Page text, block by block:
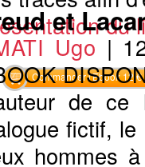
du
Commander l'Ebook 12 €
et
Ugo |
de ce
fictif,
hommes